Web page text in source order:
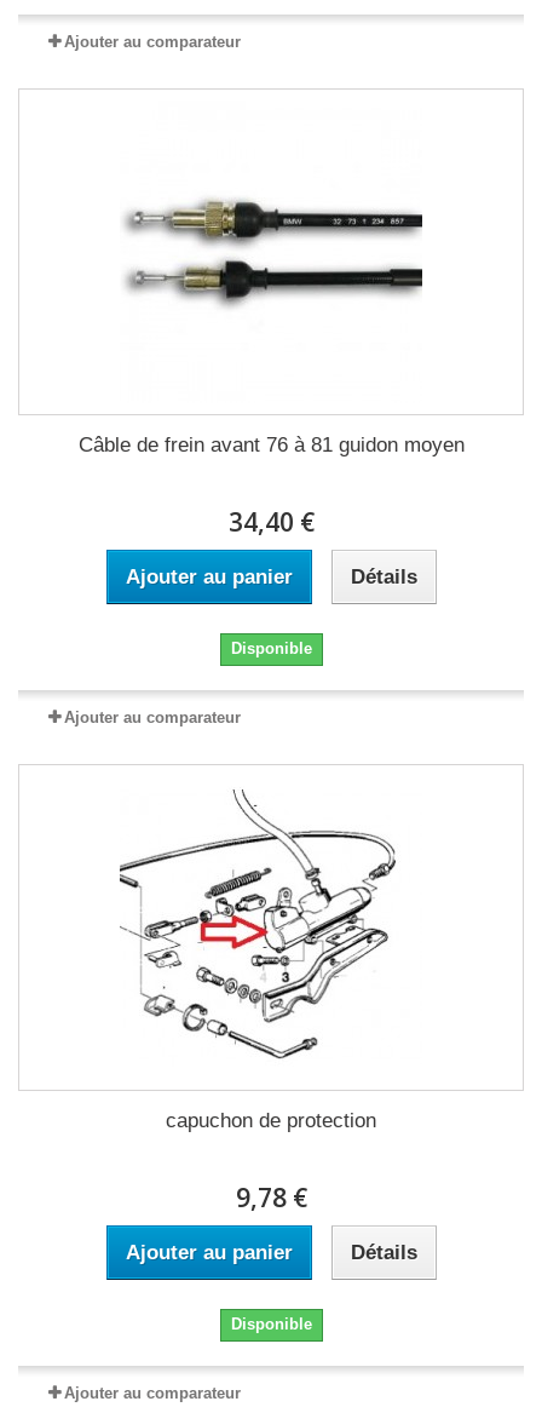
Ajouter au comparateur
Câble de frein avant 76 à 81 guidon moyen
34,40 €
Ajouter au panier Détails
Disponible
Ajouter au comparateur
capuchon de protection
9,78 €
Ajouter au panier Détails
Disponible
Ajouter au comparateur